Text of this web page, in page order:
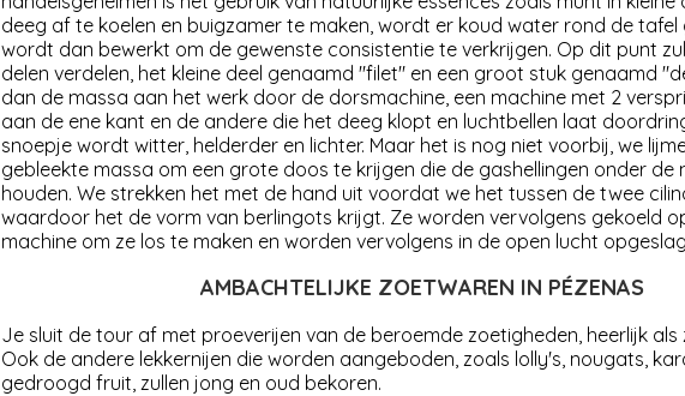
deeg af te koelen en buigzamer te maken, wordt er koud water rond de tafel
wordt dan bewerkt om de gewenste consistentie te verkrijgen. Op dit punt
delen verdelen, het kleine deel genaamd "filet" en een groot stuk genaamd
dan de massa aan het werk door de dorsmachine, een machine met 2
aan de ene kant en de andere die het deeg klopt en luchtbellen laat
snoepje wordt witter, helderder en lichter. Maar het is nog niet voorbij, we
gebleekte massa om een ​​grote doos te krijgen die de gashellingen onder de
houden. We strekken het met de hand uit voordat we het tussen de twee
waardoor het de vorm van berlingots krijgt. Ze worden vervolgens gekoeld
machine om ze los te maken en worden vervolgens in de open lucht
AMBACHTELIJKE ZOETWAREN IN PÉZENAS
Je sluit de tour af met proeverijen van de beroemde zoetigheden, heerlijk als
Ook de andere lekkernijen die worden aangeboden, zoals lolly's, nougats,
gedroogd fruit, zullen jong en oud bekoren.